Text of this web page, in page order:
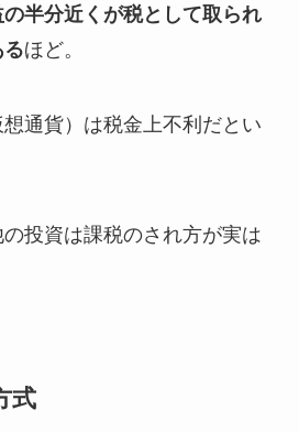
の半分近くが税として取られ
ほど。
通貨）は税金上不利だとい
投資は課税のされ方が実は
式